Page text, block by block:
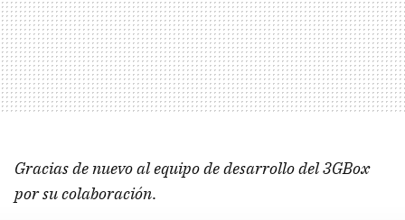
Gracias de nuevo al equipo de desarrollo del 3GBox
por su colaboración.